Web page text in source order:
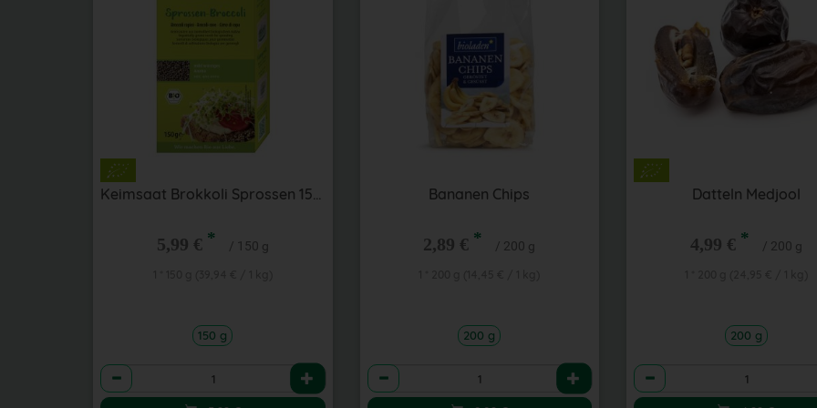
Keimsaat Brokkoli Sprossen 150 g
5,99 € * / 150 g
150 g
Anzahl
Bananen Chips
2,89 € * / 200 g
200 g
Anzahl
Datteln Medjool
4,99 € * / 200 g
200 g
Anzahl